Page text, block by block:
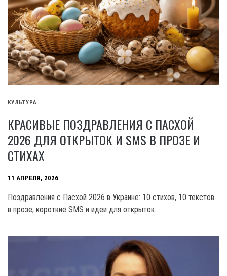
КУЛЬТУРА
КРАСИВЫЕ ПОЗДРАВЛЕНИЯ С ПАСХОЙ
2026 ДЛЯ ОТКРЫТОК И SMS В ПРОЗЕ И
СТИХАХ
11 АПРЕЛЯ, 2026
Поздравления с Пасхой 2026 в Украине: 10 стихов, 10 текстов
в прозе, короткие SMS и идеи для открыток.